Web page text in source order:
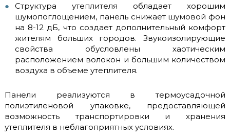
Структура утеплителя обладает хорошим
шумопоглощением, панель снижает шумовой фон
на 8-12 дБ, что создает дополнительный комфорт
жителям больших городов. Звукоизолирующие
свойства обусловлены хаотическим
расположением волокон и большим количеством
воздуха в объеме утеплителя.
Панели реализуются в термоусадочной
полиэтиленовой упаковке, предоставляющей
возможность транспортировки и хранения
утеплителя в неблагоприятных условиях.